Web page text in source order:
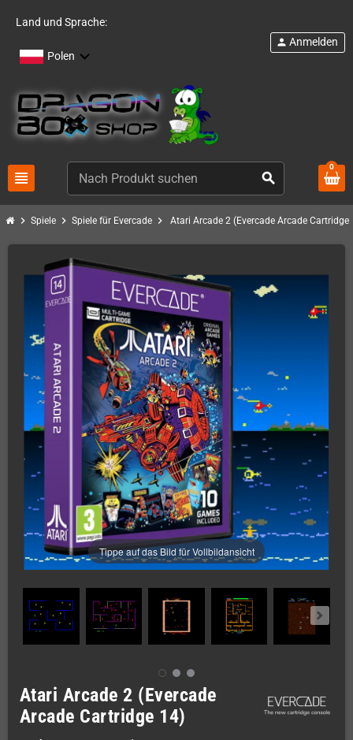
Land und Sprache:
Polen
view_headline search
person Anmelden
0
chevron_right Spiele chevron_right Spiele für Evercade chevron_right Atari Arcade 2 (Evercade Arcade Cartridge
Tippe auf das Bild für Vollbildansicht
Atari Arcade 2 (Evercade
Arcade Cartridge 14)